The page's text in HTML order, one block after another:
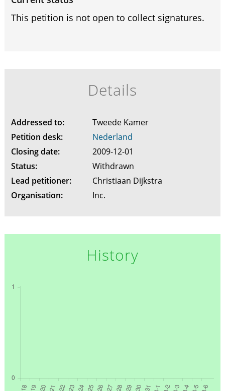
This petition is not open to collect signatures.
Details
Addressed to:
Tweede Kamer
Petition desk:
Nederland
Closing date:
2009-12-01
Status:
Withdrawn
Lead petitioner:
Christiaan Dijkstra
Organisation:
Inc.
History